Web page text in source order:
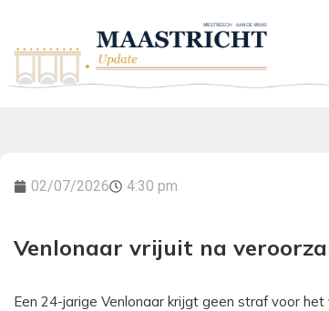
02/07/2026 4:30 pm
Venlonaar vrijuit na
Een 24-jarige Venlonaar krijgt geen straf voor